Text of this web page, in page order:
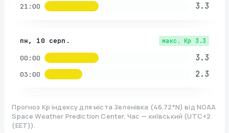
21:00 3.3
пн, 10 серп. макс. Kp 3.3
00:00 3.3
03:00 2.3
Прогноз Kp індексу для міста Зеленівка (46.72°N)від NOAA
Space Weather Prediction Center. Час — київський (UTC+2
(EET)).